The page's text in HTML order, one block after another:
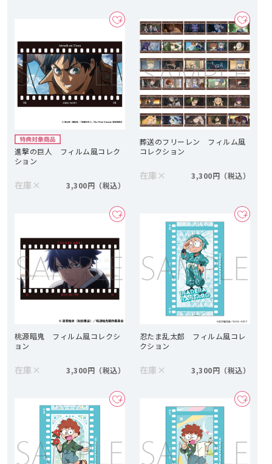
進撃の巨人 フィルム風コレク
ション
在庫 × 3,300円
葬送のフリーレン フィルム風
コレクション
在庫 × 3,300円
桃源暗鬼 フィルム風コレクシ
ョン
在庫 × 3,300円
忍たま乱太郎 フィルム風コレ
クション
在庫 × 3,300円